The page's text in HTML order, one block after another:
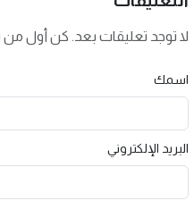
لا توجد تعليقات بعد. كن أول من
اسمك
البريد الإلكتروني